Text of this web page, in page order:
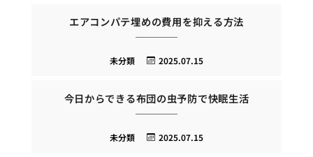
エアコンパテ埋めの費用を抑える方法
2025.07.15
未分類
今日からできる布団の虫予防で快眠生活
2025.07.15
未分類